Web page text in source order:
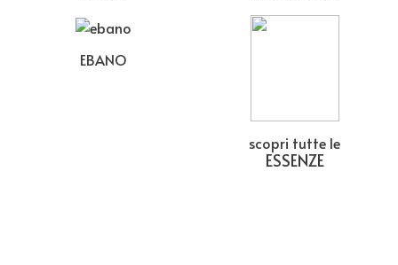
EBANO
scopri tutte le
ESSENZE